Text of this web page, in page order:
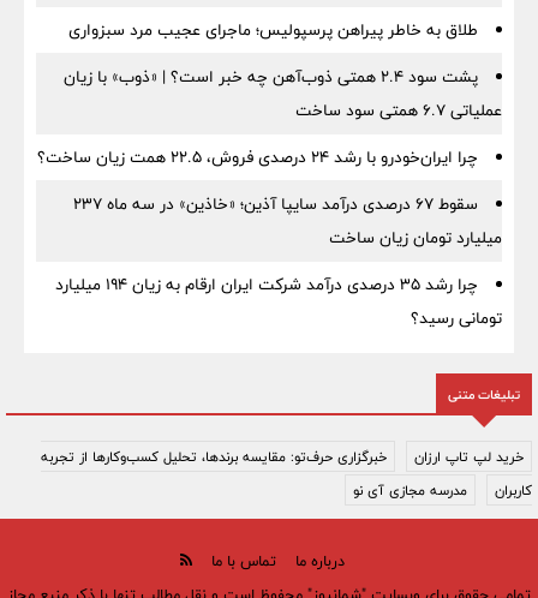
طلاق به خاطر پیراهن پرسپولیس؛ ماجرای عجیب مرد سبزواری
پشت سود ۲.۴ همتی ذوب‌آهن چه خبر است؟ | «ذوب» با زیان
عملیاتی ۶.۷ همتی سود ساخت
چرا ایران‌خودرو با رشد ۲۴ درصدی فروش، ۲۲.۵ همت زیان ساخت؟
سقوط ۶۷ درصدی درآمد سایپا آذین؛ «خاذین» در سه ماه ۲۳۷
میلیارد تومان زیان ساخت
چرا رشد ۳۵ درصدی درآمد شرکت ایران ارقام به زیان ۱۹۴ میلیارد
تومانی رسید؟
تبلیغات متنی
خرید لپ تاپ ارزان
خبرگزاری حرف‌تو: مقایسه برندها، تحلیل کسب‌وکارها از تجربه
کاربران
مدرسه مجازی آی نو
درباره ما
تماس با ما